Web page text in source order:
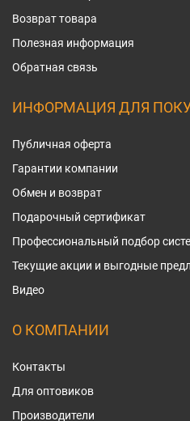
Возврат товара
Полезная информация
Обратная связь
ИНФОРМАЦИЯ ДЛЯ
Публичная оферта
Гарантии компании
Обмен и возврат
Подарочный сертификат
Профессиональный подбор
Текущие акции и выгодные
Видео
О КОМПАНИИ
Контакты
Для оптовиков
Производители